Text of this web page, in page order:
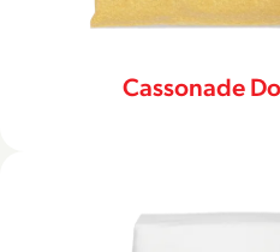
Cassonade